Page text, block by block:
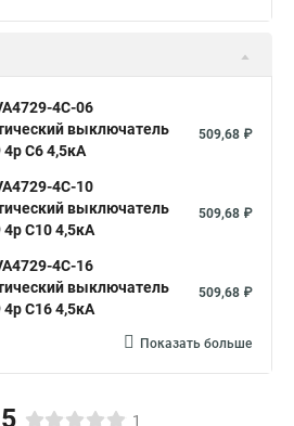
4С-06
выключатель
C6 4,5кА
509,68 ₽
4С-10
выключатель
C10 4,5кА
509,68 ₽
4С-16
выключатель
C16 4,5кА
509,68 ₽
Показать больше
5 1